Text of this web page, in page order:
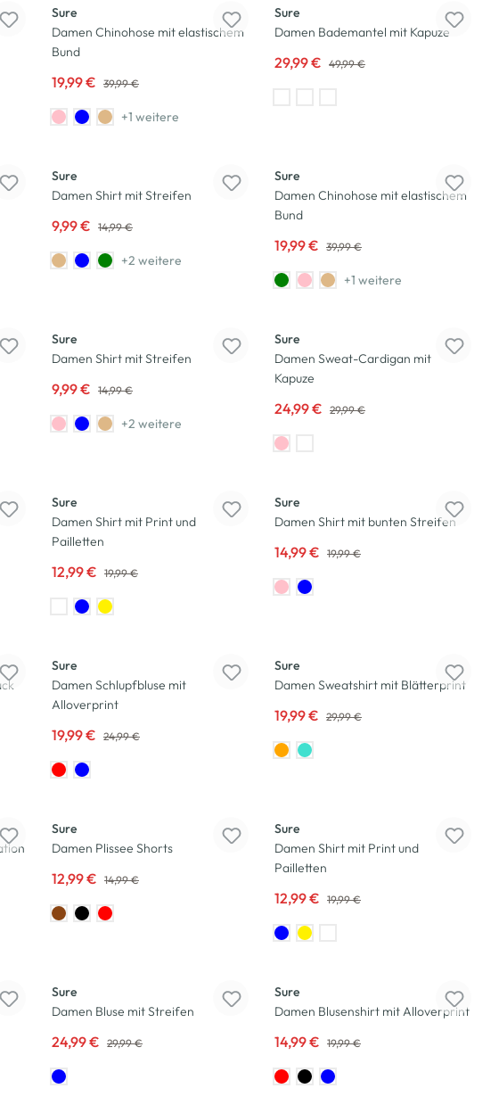
Sure
Damen Chinohose mit elastischem
Bund
19,99 € 39,99 €
+1 weitere
Sure
Damen Bademantel mit Kapuze
29,99 € 49,99 €
Sure
Damen Shirt mit Streifen
9,99 € 14,99 €
+2 weitere
Sure
Damen Chinohose mit elastischem
Bund
19,99 € 39,99 €
+1 weitere
Sure
Damen Shirt mit Streifen
9,99 € 14,99 €
+2 weitere
Sure
Damen Sweat-Cardigan mit
Kapuze
24,99 € 29,99 €
Sure
Damen Shirt mit Print und
Pailletten
12,99 € 19,99 €
Sure
Damen Shirt mit bunten Streifen
14,99 € 19,99 €
Sure
Damen Schlupfbluse mit
Alloverprint
19,99 € 24,99 €
Sure
Damen Sweatshirt mit Blätterprint
19,99 € 29,99 €
Sure
Damen Plissee Shorts
12,99 € 14,99 €
Sure
Damen Shirt mit Print und
Pailletten
12,99 € 19,99 €
Sure
Damen Bluse mit Streifen
24,99 € 29,99 €
Sure
Damen Blusenshirt mit Alloverprint
14,99 € 19,99 €